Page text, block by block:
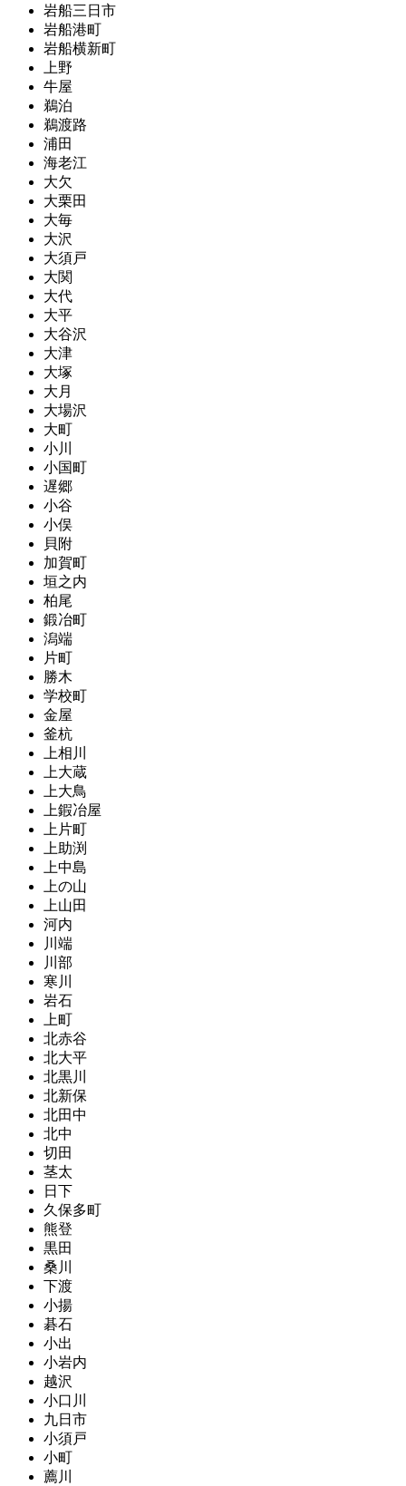
岩船三日市
岩船港町
岩船横新町
上野
牛屋
鵜泊
鵜渡路
浦田
海老江
大欠
大栗田
大毎
大沢
大須戸
大関
大代
大平
大谷沢
大津
大塚
大月
大場沢
大町
小川
小国町
遅郷
小谷
小俣
貝附
加賀町
垣之内
柏尾
鍛冶町
潟端
片町
勝木
学校町
金屋
釜杭
上相川
上大蔵
上大鳥
上鍜冶屋
上片町
上助渕
上中島
上の山
上山田
河内
川端
川部
寒川
岩石
上町
北赤谷
北大平
北黒川
北新保
北田中
北中
切田
茎太
日下
久保多町
熊登
黒田
桑川
下渡
小揚
碁石
小出
小岩内
越沢
小口川
九日市
小須戸
小町
薦川